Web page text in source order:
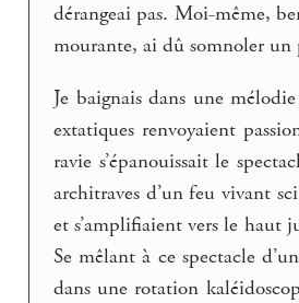
dérangeai pas. Moi-même,
mourante, ai dû somnoler un
Je baignais dans une
extatiques renvoyaient
ravie s’épanouissait le
architraves d’un feu vivant
et s’amplifiaient vers le haut
Se mêlant à ce spectacle
dans une rotation